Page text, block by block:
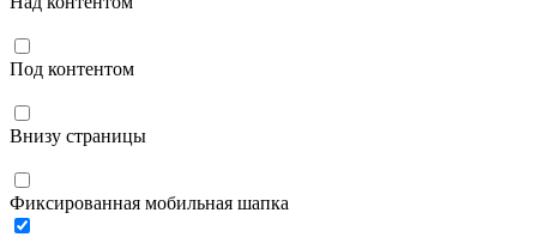
Под контентом
Внизу страницы
Фиксированная мобильная шапка